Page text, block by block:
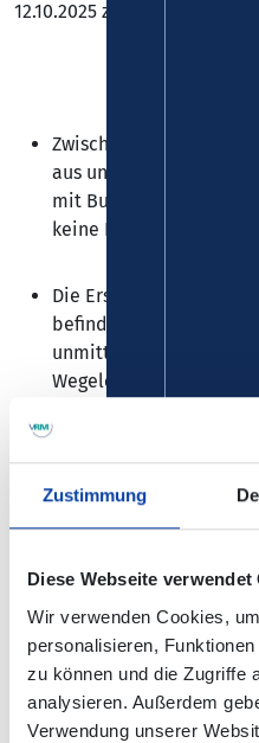
Zustimmung
Diese Webseite verwendet
Wir verwenden Cookies,
personalisieren,
zu können und die Zugriffe
analysieren. Außerdem
Verwendung unserer
12.10.2025 zu
Zwischen Au (Sieg) und
aus und werden durch
mit Bussen (SEV)
keine Fahrradmitnahme
Die Ersatzhaltestellen
befinden sich nicht an
unmittelbarer
Wegeleitungen an den
Verbindungsauskunft
Kontaktdaten:
Fahrplaninformation: